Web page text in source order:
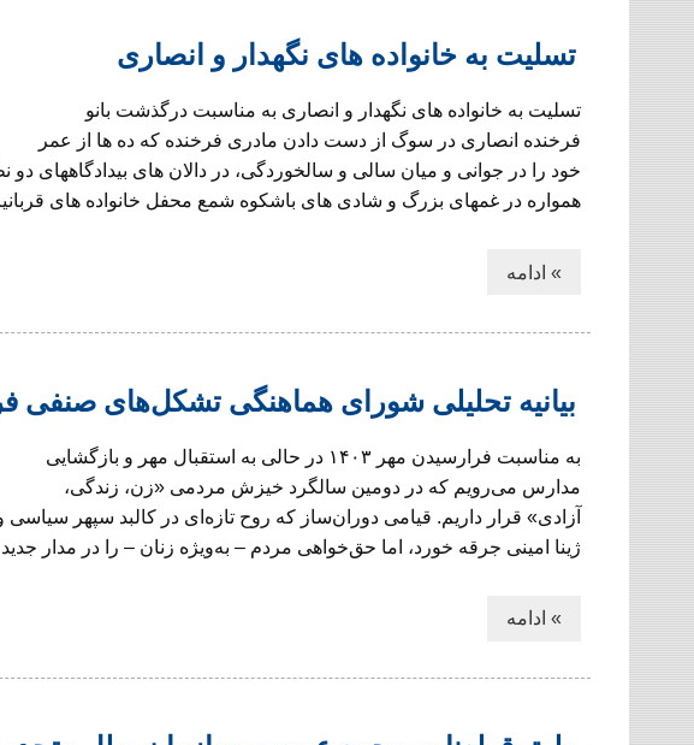
تسلیت به خانواده های نگهدار و انصاری
تسلیت به خانواده های نگهدار و انصاری به مناسبت درگذشت بانو
فرخنده انصاری در سوگ از دست دادن مادری فرخنده که ده ها از عمر
خود را در جوانی و میان سالی و سالخوردگی، در دالان های بیدادگاههای
همواره در غمهای بزرگ و شادی های باشکوه شمع محفل خانواده های
» ادامه
بیانیه تحلیلی شورای هماهنگی تشکل‌های صنفی
به مناسبت فرارسیدن مهر ۱۴۰۳ در حالی به استقبال مهر و بازگشایی
مدارس می‌رویم که در دومین سالگرد خیزش مردمی «زن، زندگی،
آزادی» قرار داریم. قیامی دوران‌ساز که روح تازه‌ای در کالبد سپهر سیاسی
ژینا امینی جرقه خورد، اما حق‌خواهی مردم – به‌ویژه زنان – را در مدار
» ادامه